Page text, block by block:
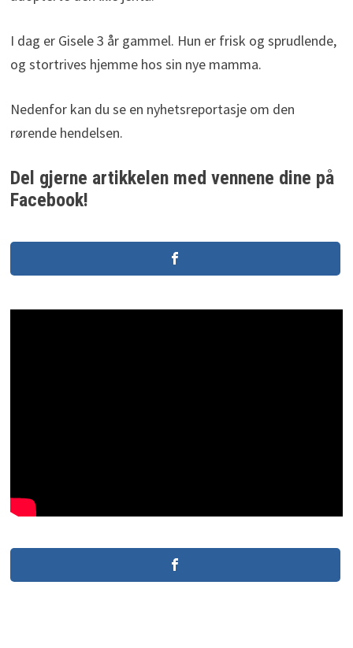
I dag er Gisele 3 år gammel. Hun er frisk og sprudlende,
og stortrives hjemme hos sin nye mamma.
Nedenfor kan du se en nyhetsreportasje om den
rørende hendelsen.
Del gjerne artikkelen med vennene dine på
Facebook!